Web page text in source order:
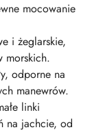
mocowanie
i żeglarskie,
morskich.
odporne na
manewrów.
linki
na jachcie, od